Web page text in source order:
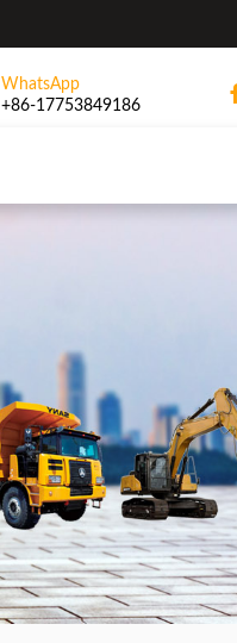
WhatsApp
+86-17753849186